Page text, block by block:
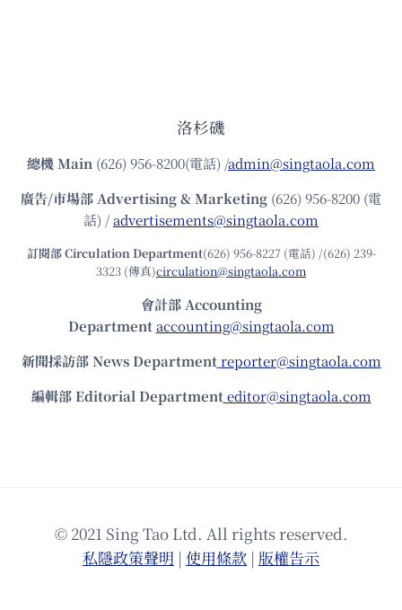
洛杉磯
總機Main (626) 956-8200(電話) /admin@singtaola.com
廣告/市場部Advertising & Marketing (626) 956-8200 (電
話) /advertisements@singtaola.com
訂閱部 Circulation Department(626) 956-8227 (電話) /(626) 239-
3323 (傳真)circulation@singtaola.com
會計部 Accounting
Department accounting@singtaola.com
新聞採訪部 News Department reporter@singtaola.com
編輯部 Editorial Department editor@singtaola.com
© 2021 Sing Tao Ltd. All rights reserved.
私隱政策聲明 | 使⽤條款 | 版權告⽰